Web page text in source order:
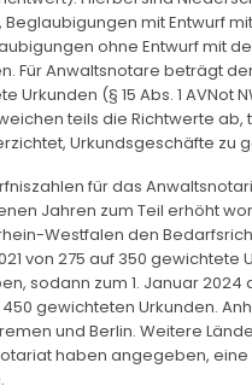
Beglaubigungen mit Entwurf
ohne Entwurf mit
Für Anwaltsnotare beträgt
Urkunden (§ 15 Abs. 1 AVNot
teils die Richtwerte ab,
Urkundsgeschäfte zu
für das
Jahren zum Teil erhöht
Westfalen den
von 275 auf 350 gewichtete
sodann zum 1. Januar 2024
gewichteten Urkunden.
und Berlin. Weitere
haben angegeben, eine